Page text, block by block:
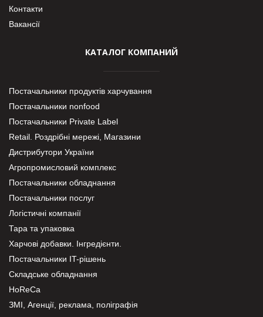
Контакти
Вакансії
КАТАЛОГ КОМПАНИЙ
Постачальники продуктів харчування
Постачальники nonfood
Постачальники Private Label
Retail. Роздрібні мережі, Магазини
Дистрибутори України
Агропромисловий комплекс
Постачальники обладнання
Постачальники послуг
Логістичні компанії
Тара та упаковка
Харчові добавки. Інгредієнти.
Постачальники IT-рішень
Складське обладнання
HoReCa
ЗМІ, Агенції, реклама, поліграфія